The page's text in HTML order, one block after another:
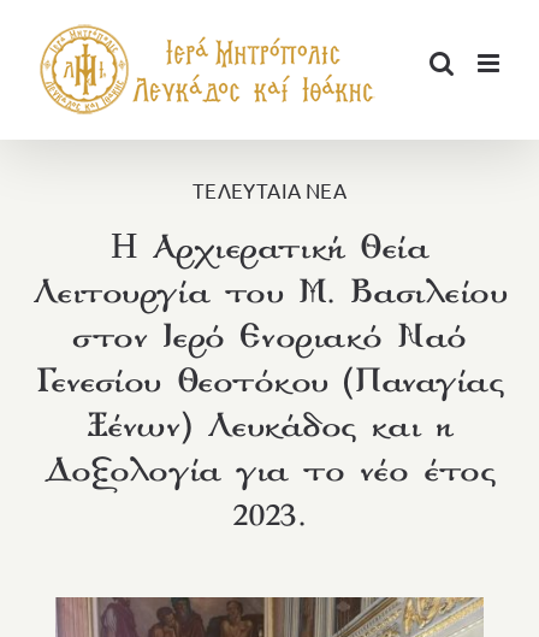
περιεχόμενο
ΤΕΛΕΥΤΑΙΑ ΝΕΑ
H Αρχιερατική Θεία
Λειτουργία του Μ. Βασιλείου
στον Ιερό Ενοριακό Ναό
Γενεσίου Θεοτόκου (Παναγίας
Ξένων) Λευκάδος και η
Δοξολογία για το νέο έτος
2023.